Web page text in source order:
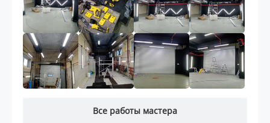
Все работы мастера